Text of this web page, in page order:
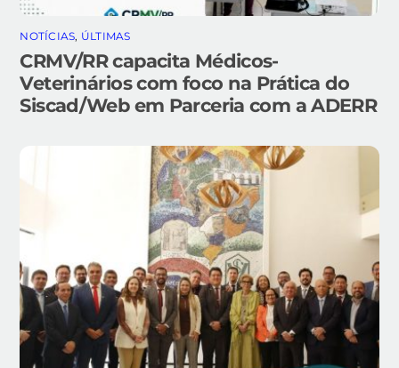
NOTÍCIAS, ÚLTIMAS
CRMV/RR capacita Médicos-
Veterinários com foco na Prática do
Siscad/Web em Parceria com a ADERR